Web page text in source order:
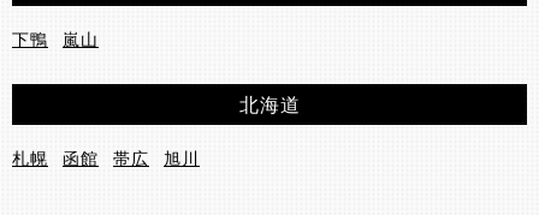
下鴨 嵐山
北海道
札幌 函館 帯広 旭川